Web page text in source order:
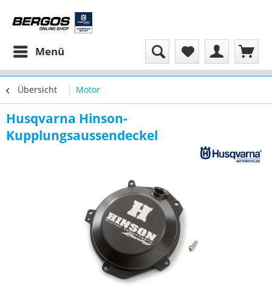
Menü
Übersicht Motor
Husqvarna Hinson-
Kupplungsaussendeckel